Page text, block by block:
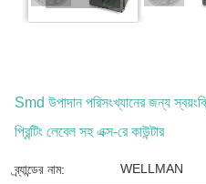
Smd উপাদান পরিসংখ্যানের জন্য
প্রিন্টিং লেবেল সহ এক্স-রে কাউন্টার
ব্র্যান্ডের নাম: WELLMAN